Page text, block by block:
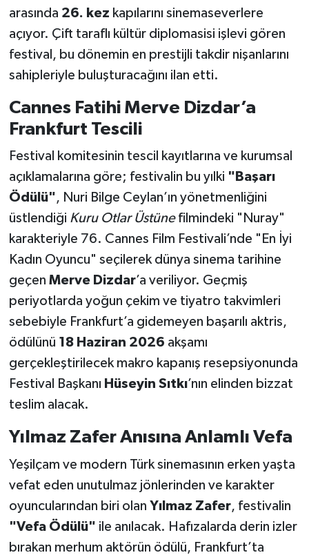
arasında 26. kez kapılarını sinemaseverlere
açıyor. Çift taraflı kültür diplomasisi işlevi gören
festival, bu dönemin en prestijli takdir nişanlarını
sahipleriyle buluşturacağını ilan etti.
Cannes Fatihi Merve Dizdar’a
Frankfurt Tescili
Festival komitesinin tescil kayıtlarına ve kurumsal
açıklamalarına göre; festivalin bu yılki "Başarı
Ödülü", Nuri Bilge Ceylan’ın yönetmenliğini
üstlendiği Kuru Otlar Üstünefilmindeki "Nuray"
karakteriyle 76. Cannes Film Festivali’nde "En İyi
Kadın Oyuncu" seçilerek dünya sinema tarihine
geçen Merve Dizdar’a veriliyor. Geçmiş
periyotlarda yoğun çekim ve tiyatro takvimleri
sebebiyle Frankfurt’a gidemeyen başarılı aktris,
ödülünü 18 Haziran 2026 akşamı
gerçekleştirilecek makro kapanış resepsiyonunda
Festival Başkanı Hüseyin Sıtkı’nın elinden bizzat
teslim alacak.
Yılmaz Zafer Anısına Anlamlı Vefa
Yeşilçam ve modern Türk sinemasının erken yaşta
vefat eden unutulmaz jönlerinden ve karakter
oyuncularından biri olan Yılmaz Zafer, festivalin
"Vefa Ödülü" ile anılacak. Hafızalarda derin izler
bırakan merhum aktörün ödülü, Frankfurt’ta